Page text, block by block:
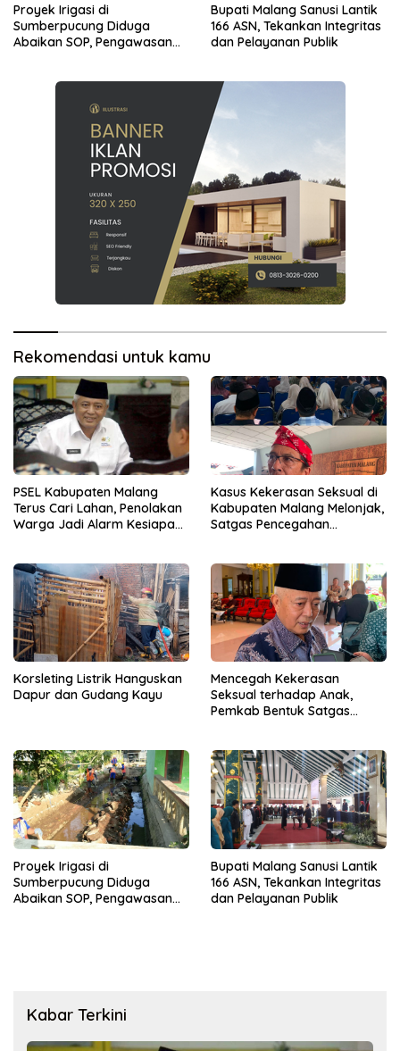
Proyek Irigasi di
Sumberpucung Diduga
Abaikan SOP, Pengawasan
Bupati Malang Sanusi Lantik
166 ASN, Tekankan Integritas
dan Pelayanan Publik
Rekomendasi untuk kamu
PSEL Kabupaten Malang
Terus Cari Lahan, Penolakan
Warga Jadi Alarm Kesiapan
Kasus Kekerasan Seksual di
Kabupaten Malang Melonjak,
Satgas Pencegahan
Korsleting Listrik Hanguskan
Dapur dan Gudang Kayu
Mencegah Kekerasan
Seksual terhadap Anak,
Pemkab Bentuk Satgas
Proyek Irigasi di
Sumberpucung Diduga
Abaikan SOP, Pengawasan
Bupati Malang Sanusi Lantik
166 ASN, Tekankan Integritas
dan Pelayanan Publik
Kabar Terkini